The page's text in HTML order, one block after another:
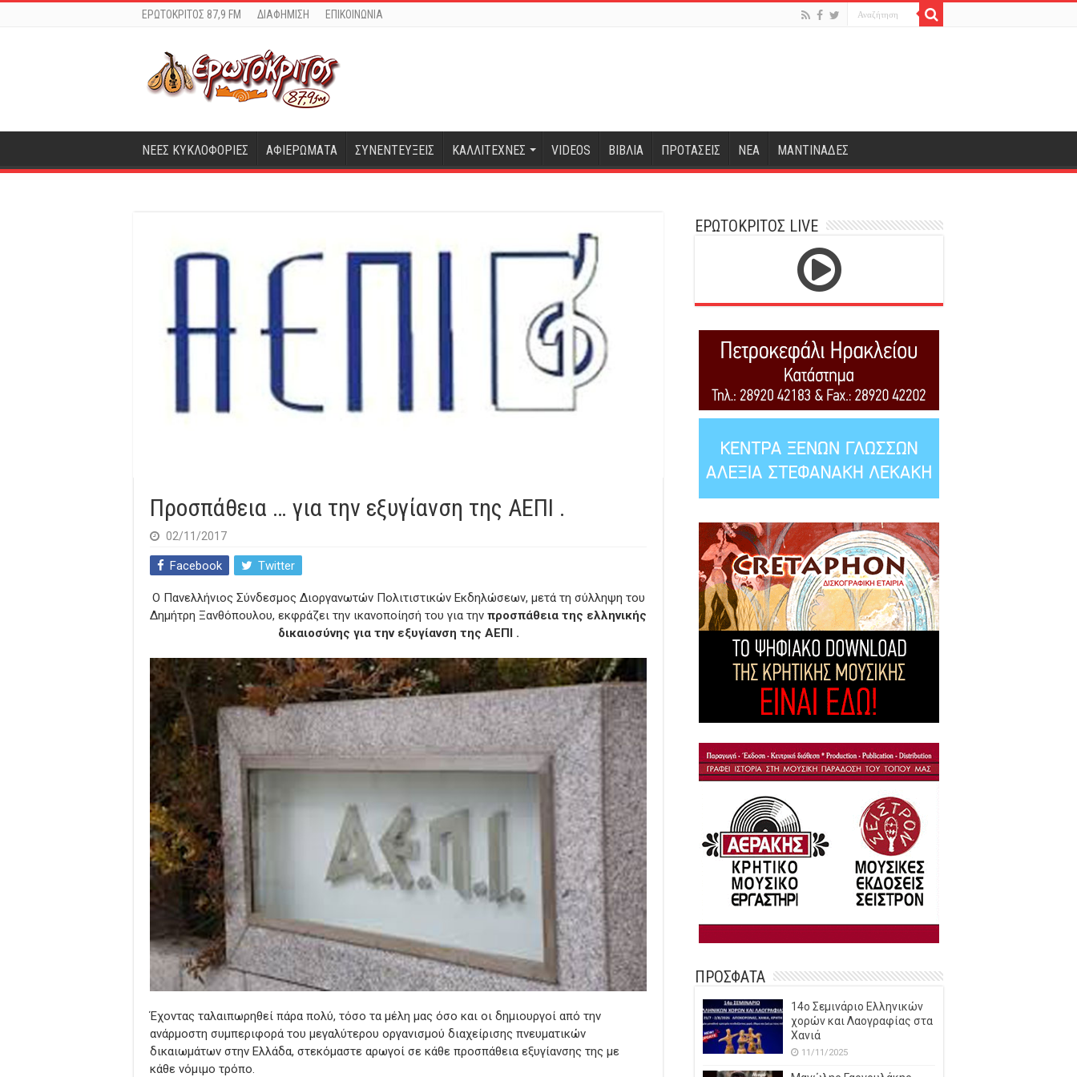
ΕΡΩΤΟΚΡΙΤΟΣ 87,9 FM ΔΙΑΦΗΜΙΣΗ ΕΠΙΚΟΙΝΩΝΙΑ
ΝΕΕΣ ΚΥΚΛΟΦΟΡΙΕΣ ΑΦΙΕΡΩΜΑΤΑ ΣΥΝΕΝΤΕΥΞΕΙΣ ΚΑΛΛΙΤΕΧΝΕΣ VIDEOS ΒΙΒΛΙΑ ΠΡΟΤΑΣΕΙΣ ΝΕΑ ΜΑΝΤΙΝΑΔΕΣ
Προσπάθεια … για την εξυγίανση της ΑΕΠΙ .
02/11/2017
Facebook Twitter
O Πανελλήνιος Σύνδεσμος Διοργανωτών Πολιτιστικών Εκδηλώσεων, μετά τη σύλληψη του
Δημήτρη Ξανθόπουλου, εκφράζει την ικανοποίησή του για την προσπάθεια της ελληνικής
δικαιοσύνης για την εξυγίανση της ΑΕΠΙ .
Έχοντας ταλαιπωρηθεί πάρα πολύ, τόσο τα μέλη μας όσο και οι δημιουργοί από την
ανάρμοστη συμπεριφορά του μεγαλύτερου οργανισμού διαχείρισης πνευματικών
δικαιωμάτων στην Ελλάδα, στεκόμαστε αρωγοί σε κάθε προσπάθεια εξυγίανσης της με
κάθε νόμιμο τρόπο.
ΕΡΩΤΟΚΡΙΤΟΣ LIVE
ΠΡΟΣΦΑΤΑ
14o Σεμινάριο Ελληνικών
χορών και Λαογραφίας στα
Χανιά
11/11/2025